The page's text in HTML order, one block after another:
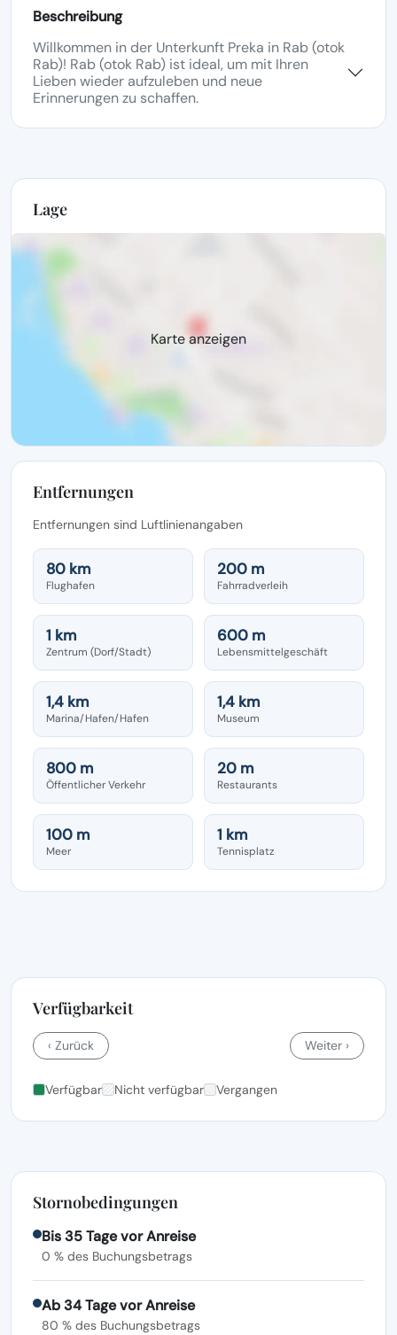
Beschreibung
Willkommen in der Unterkunft Preka in Rab (otok
Rab)! Rab (otok Rab) ist ideal, um mit Ihren
Lieben wieder aufzuleben und neue
Erinnerungen zu schaffen.
Lage
Karte anzeigen
Entfernungen
Entfernungen sind Luftlinienangaben
80 km
Flughafen
200 m
Fahrradverleih
1 km
Zentrum (Dorf/Stadt)
600 m
Lebensmittelgeschäft
1,4 km
Marina/Hafen/Hafen
1,4 km
Museum
800 m
Öffentlicher Verkehr
20 m
Restaurants
100 m
Meer
1 km
Tennisplatz
Verfügbarkeit
‹ Zurück Weiter ›
Verfügbar Nicht verfügbar Vergangen
Stornobedingungen
Bis 35 Tage vor Anreise
0 % des Buchungsbetrags
Ab 34 Tage vor Anreise
80 % des Buchungsbetrags